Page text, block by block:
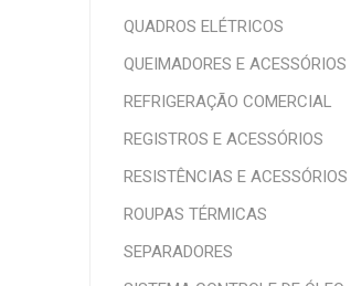
QUADROS ELÉTRICOS
QUEIMADORES E ACESSÓRIOS
REFRIGERAÇÃO COMERCIAL
REGISTROS E ACESSÓRIOS
RESISTÊNCIAS E ACESSÓRIOS
ROUPAS TÉRMICAS
SEPARADORES